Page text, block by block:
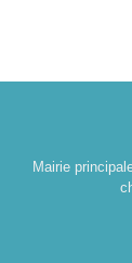
Mairie